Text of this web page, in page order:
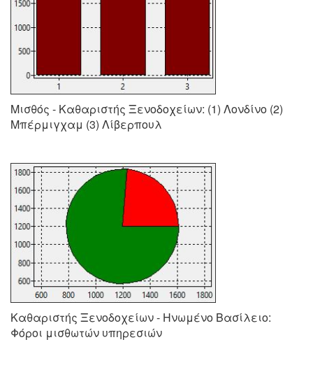
Μισθός - Καθαριστής Ξενοδοχείων: (1) Λονδίνο (2)
Μπέρμιγχαμ (3) Λίβερπουλ
Καθαριστής Ξενοδοχείων - Ηνωμένο Βασίλειο:
Φόροι μισθωτών υπηρεσιών